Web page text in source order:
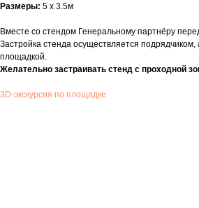
Размеры: 5 x 3.5м
Вместе со стендом Генеральному партнёру
Застройка стенда осуществляется
площадкой.
Желательно застраивать стенд с проходной
3D-экскурсия по площадке